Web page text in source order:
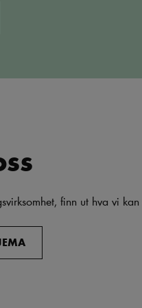
finn ut hva vi